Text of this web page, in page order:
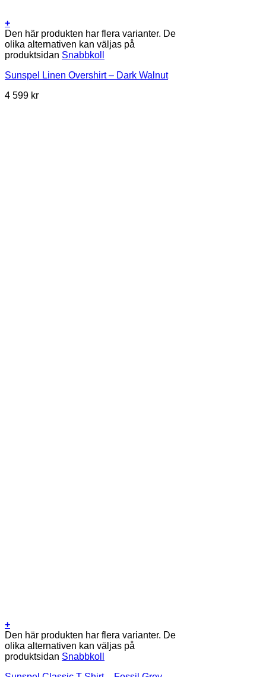
+
Den här produkten har flera varianter. De
olika alternativen kan väljas på
produktsidan Snabbkoll
Sunspel Linen Overshirt – Dark Walnut
4 599 kr
+
Den här produkten har flera varianter. De
olika alternativen kan väljas på
produktsidan Snabbkoll